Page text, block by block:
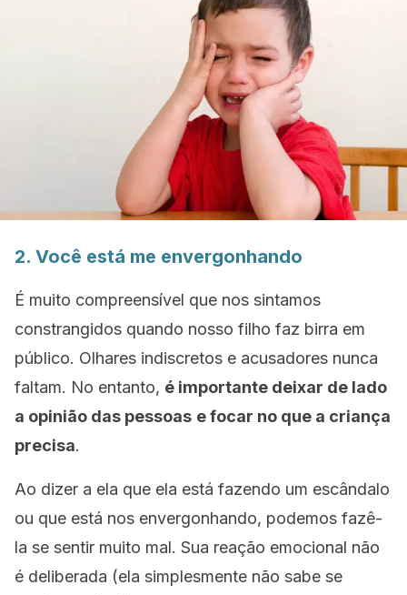
2. Você está me envergonhando
É muito compreensível que nos sintamos
constrangidos quando nosso filho faz birra em
público. Olhares indiscretos e acusadores nunca
faltam. No entanto, é importante deixar de lado
a opinião das pessoas e focar no que a criança
precisa.
Ao dizer a ela que ela está fazendo um escândalo
ou que está nos envergonhando, podemos fazê-
la se sentir muito mal. Sua reação emocional não
é deliberada (ela simplesmente não sabe se